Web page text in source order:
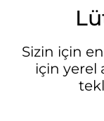
Sizin için
için yerel